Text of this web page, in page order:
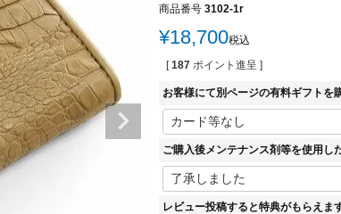
商品番号 3102-1r
¥18,700税込
[ 187 ポイント進呈 ]
お客様にて別ページの有料ギフトを
ご購入後メンテナンス剤等を使用し
レビュー投稿すると特典がもらえ